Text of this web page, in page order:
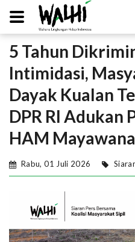
5 Tahun
Intimidasi,
Dayak Kualan
DPR RI Adukan
HAM
Rabu, 01 Juli 2026